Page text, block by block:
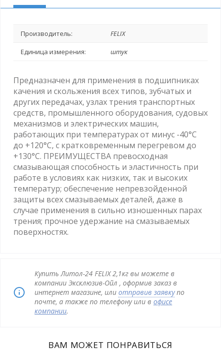
Производитель: FELIX
Единица измерения: штук
Предназначен для применения в подшипниках
качения и скольжения всех типов, зубчатых и
других передачах, узлах трения транспортных
средств, промышленного оборудования, судовых
механизмов и электрических машин,
работающих при температурах от минус -40°С
до +120°С, с кратковременным перегревом до
+130°С. ПРЕИМУЩЕСТВА превосходная
смазывающая способность и эластичность при
работе в условиях как низких, так и высоких
температур; обеспечение непревзойденной
защиты всех смазываемых деталей, даже в
случае применения в сильно изношенных парах
трения; прочное удержание на смазываемых
поверхностях.
Купить Литол-24 FELIX 2,1кг вы можете в
компании Эксклюзив-Ойл , оформив заказ в
интернет магазине, или отправив заявкупо
почте, а также по телефону или в офисе
компании.
ВАМ МОЖЕТ ПОНРАВИТЬСЯ